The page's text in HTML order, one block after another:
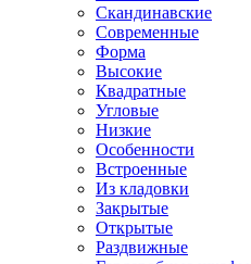
Скандинавские
Современные
Форма
Высокие
Квадратные
Угловые
Низкие
Особенности
Встроенные
Из кладовки
Закрытые
Открытые
Раздвижные